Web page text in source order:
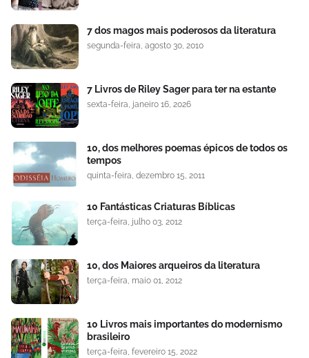
7 dos magos mais poderosos da literatura
segunda-feira, agosto 30, 2010
7 Livros de Riley Sager para ter na estante
sexta-feira, janeiro 16, 2026
10, dos melhores poemas épicos de todos os
tempos
quinta-feira, dezembro 15, 2011
10 Fantásticas Criaturas Bíblicas
terça-feira, julho 03, 2012
10, dos Maiores arqueiros da literatura
terça-feira, maio 01, 2012
10 Livros mais importantes do modernismo
brasileiro
terça-feira, fevereiro 15, 2022